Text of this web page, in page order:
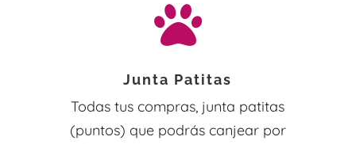

Junta Patitas
Todas tus compras, junta patitas
(puntos) que podrás canjear por